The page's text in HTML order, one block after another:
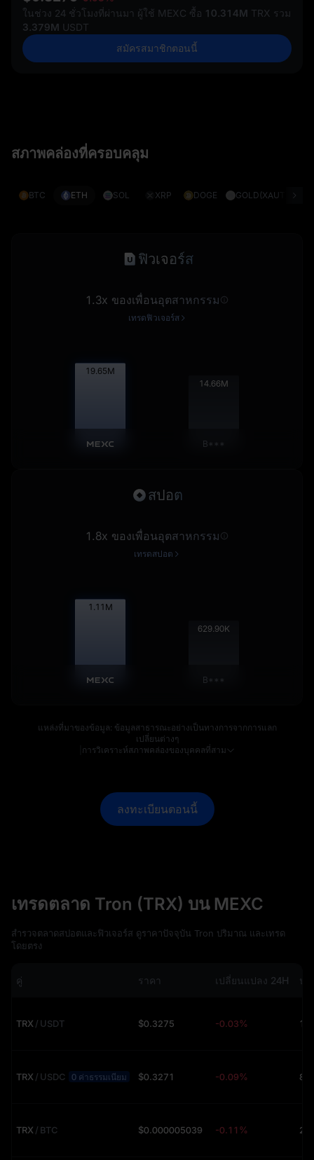
ในช่วง 24 ชั่วโมงที่ผ่านมา ผู้ใช้ MEXC ซื้อ 10.314M TRX รวม
3.379M USDT
สมัครสมาชิกตอนนี้
สภาพคล่องที่ครอบคลุม
BTC ETH SOL XRP DOGE GOLD(XAUT)
ฟิวเจอร์ส
1.3x ของเพื่อนอุตสาหกรรม
เทรดฟิวเจอร์ส
19.67M
14.68M
B***
สปอต
1.8x ของเพื่อนอุตสาหกรรม
เทรดสปอต
1.11 M
630.53K
B***
แหล่งที่มาของข้อมูล: ข้อมูลสาธารณะอย่างเป็นทางการจากการแลก
เปลี่ยนต่างๆ
การวิเคราะห์สภาพคล่องของบุคคลที่สาม
ลงทะเบียนตอนนี้
เทรดตลาด Tron (TRX) บน MEXC
สำรวจตลาดสปอตและฟิวเจอร์ส ดูราคาปัจจุบัน Tron ปริมาณ และเทรด
โดยตรง
คู่ ราคา เปลี่ยนแปลง 24H ป
TRX/ USDT $0.3275 -0.03%
TRX/ USDC 0 ค่าธรรมเนียม $0.3271 -0.09%
TRX/ BTC $0.000005039 -0.11%